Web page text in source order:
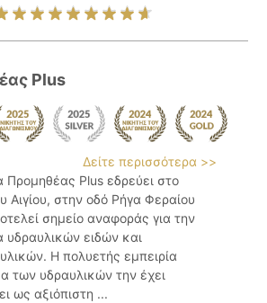
Plus
Δείτε περισσότερα >>
Προμηθέας Plus εδρεύει στο
Αιγίου, στην οδό Ρήγα Φεραίου
σημείο αναφοράς για την
υδραυλικών ειδών και
Η πολυετής εμπειρία
των υδραυλικών την έχει
ως αξιόπιστη ...